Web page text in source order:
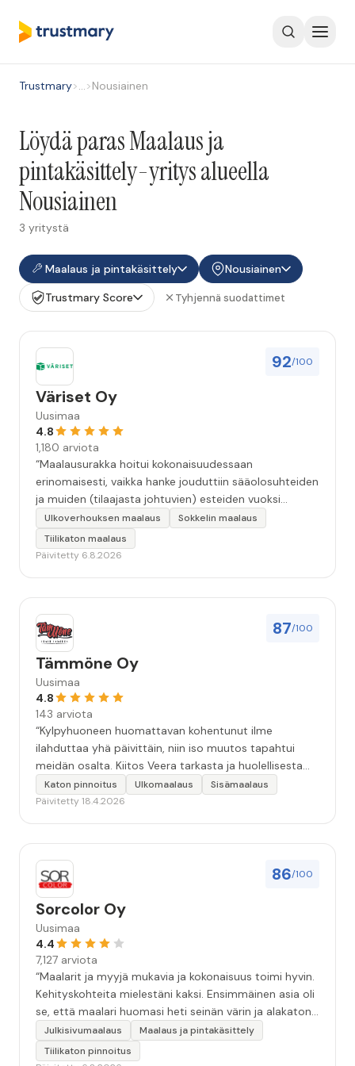
Trustmary>…>Nousiainen
Löydä paras Maalaus ja
pintakäsittely-yritys alueella
Nousiainen
3 yritystä
Maalaus ja pintakäsittely
Nousiainen
Trustmary Score
Tyhjennä suodattimet
92/100
Väriset Oy
Uusimaa
4.8
1,180 arviota
“Maalausurakka hoitui kokonaisuudessaan
erinomaisesti, vaikka hanke jouduttiin sääolosuhteiden
ja muiden (tilaajasta johtuvien) esteiden vuoksi
keskeyttämään n. 3 viikoksi. Maalaistulos on oikein
hyvä, yhteydenpito erinomaista, jälkityöt tehtiin
huolellisesti. Suosittelen. Erityiskiitos itse maalareille:
Ulkoverhouksen maalaus
Sokkelin maalaus
Tiilikaton maalaus
Päivitetty 6.8.2026
87/100
Tämmöne Oy
Uusimaa
4.8
143 arviota
“Kylpyhuoneen huomattavan kohentunut ilme
ilahduttaa yhä päivittäin, niin iso muutos tapahtui
meidän osalta. Kiitos Veera tarkasta ja huolellisesta
työstä, sekä ystävällisestä palvelusta!”
Katon pinnoitus Ulkomaalaus
Sisämaalaus
Päivitetty 18.4.2026
86/100
Sorcolor Oy
Uusimaa
4.4
7,127 arviota
“Maalarit ja myyjä mukavia ja kokonaisuus toimi hyvin.
Kehityskohteita mielestäni kaksi. Ensimmäinen asia oli
se, että maalari huomasi heti seinän värin ja alakaton
värin erot mitä en huomannut. Hyvä toki että siinä
kohtaa huomattu mutta toki optimaalisessa
Julkisivumaalaus
Maalaus ja pintakäsittely
Tiilikaton pinnoitus